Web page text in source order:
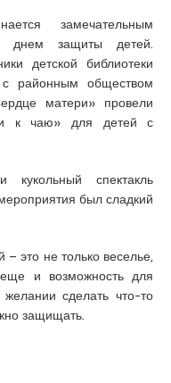
замечательным
днем защиты детей.
детской библиотеки
с районным обществом
матери» провели
к чаю» для детей с
спектакль
был сладкий
это не только веселье,
и возможность для
сделать что-то
защищать.